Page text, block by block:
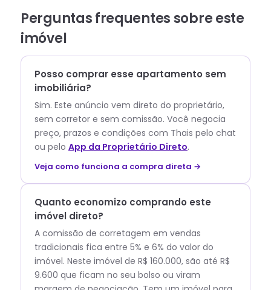
Perguntas frequentes sobre este
imóvel
Posso comprar esse apartamento sem
imobiliária?
Sim. Este anúncio vem direto do proprietário,
sem corretor e sem comissão. Você negocia
preço, prazos e condições com Thais pelo chat
ou pelo App da Proprietário Direto.
Veja como funciona a compra direta →
Quanto economizo comprando este
imóvel direto?
A comissão de corretagem em vendas
tradicionais fica entre 5% e 6% do valor do
imóvel. Neste imóvel de R$ 160.000, são até R$
9.600 que ficam no seu bolso ou viram